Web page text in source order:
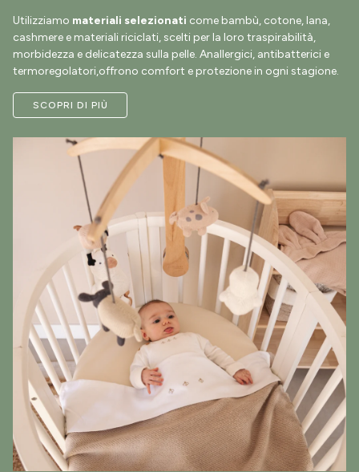
Utilizziamo materiali selezionati come bambù, cotone, lana,
cashmere e materiali riciclati, scelti per la loro traspirabilità,
morbidezza e delicatezza sulla pelle. Anallergici, antibatterici e
termoregolatori,offrono comfort e protezione in ogni stagione.
SCOPRI DI PIÙ